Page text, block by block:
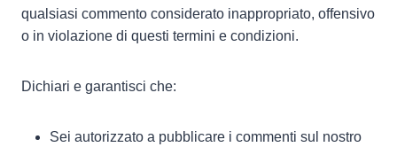
qualsiasi commento considerato inappropriato, offensivo
o in violazione di questi termini e condizioni.
Dichiari e garantisci che:
Sei autorizzato a pubblicare i commenti sul nostro